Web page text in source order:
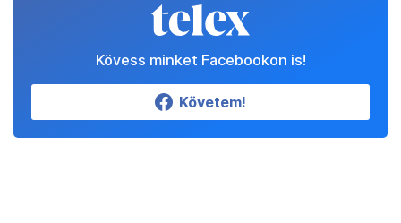
Kövess minket Facebookon is!
Követem!